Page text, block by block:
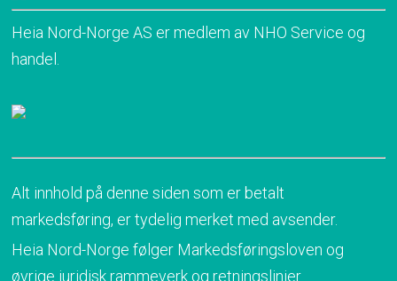
Heia Nord-Norge AS er medlem av NHO Service og
handel.
Alt innhold på denne siden som er betalt
markedsføring, er tydelig merket med avsender.
Heia Nord-Norge følger Markedsføringsloven og
øvrige juridisk rammeverk og retningslinjer.